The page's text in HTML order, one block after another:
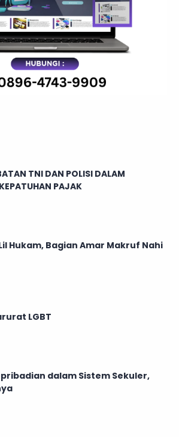
TNI DAN POLISI DALAM
PAJAK
Hukam, Bagian Amar Makruf Nahi
LGBT
dalam Sistem Sekuler,